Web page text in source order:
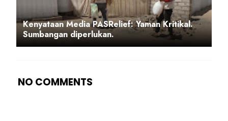
Kenyataan Media PASRelief: Yaman Kritikal.
Sumbangan diperlukan.
NO COMMENTS